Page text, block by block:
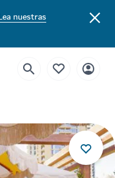
nuestras